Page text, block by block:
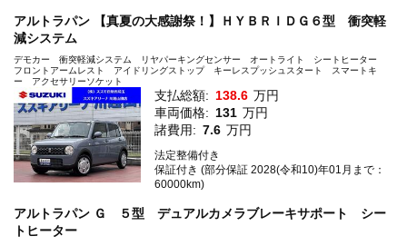
アルトラパン 【真夏の大感謝祭！】ＨＹＢＲＩＤＧ６型 衝突軽
減システム
デモカー 衝突軽減システム リヤパーキングセンサー オートライト シートヒーター
フロントアームレスト アイドリングストップ キーレスプッシュスタート スマートキ
ー アクセサリーソケット
支払総額: 138.6 万円
車両価格: 131 万円
諸費用: 7.6 万円
法定整備付き
保証付き (部分保証 2028(令和10)年01月まで：
60000km)
アルトラパン Ｇ ５型 デュアルカメラブレーキサポート シー
トヒーター